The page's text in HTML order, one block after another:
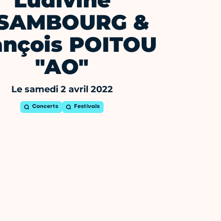
&
POITOU
"AO"
Le samedi 2 avril 2022
Concerts Festivals